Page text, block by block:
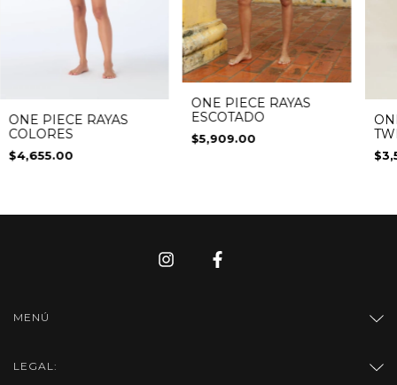
ONE PIECE RAYAS
COLORES
$4,655.00
ONE PIECE RAYAS
ESCOTADO
$5,909.00
MENÚ
LEGAL: